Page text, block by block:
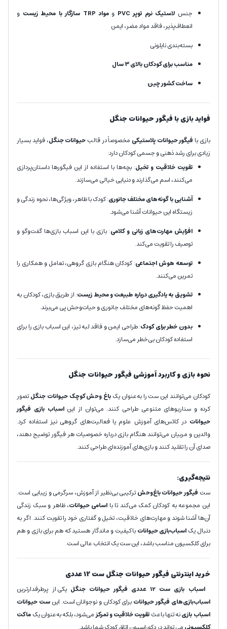
جنس لاستیک نرم توپر PVC و مواد TRP سازگار با محیط زیست
و
انعطاف‌پذیر، فاقد مواد مضر، ایمن
بسته‌بندی نایلونی
مناسب برای کودکان بالای 3 سال
ساخت کشور چین
فواید بازی با فیگور حیوانات جنگل
بازی بافیگور حیوانات پلاستیکی مخصوصاً در قالبحیوانات جنگل، فواید بسیار
زیادی برای رشد ذهنی و جسمی کودکان دارد:
تقویت خلاقیت و تخیل: بچه‌ها با استفاده از این فیگورها داستان‌پردازی
می‌کنند، اسم می‌گذارند و دنیایی خیالی می‌سازند.
آشنایی با گونه‌های مختلف جانوری: کودک با ظاهر، ویژگی‌ها، نحوه زندگی و
زیستگاه این حیوانات آشنا می‌شود.
افزایش مهارت‌های زبانی و کلامی: بازی با این اسباب بازی‌ها گفت‌وگو و
توصیف را تقویت می‌کند.
توسعه هوش اجتماعی: کودکان هنگام بازی گروهی، تعامل و همکاری را
تمرین می‌کنند.
تشویق به یادگیری درباره طبیعت و محیط زیست: از طریق بازی، کودکان به
اهمیت حفظ گونه‌های مختلف جانوری و حیات‌وحش پی می‌برند.
بدون خطر برای کودک: طراحی ایمن و فاقد لبه تیز، این اسباب بازی را برای
استفاده کودکان بی‌خطر می‌سازد.
نحوه بازی و کاربرد آموزشی فیگور حیوانات جنگل
کودکان می‌توانند این ست را به‌عنوان یکباغ وحش کوچک حیوانات جنگلتصور
کرده و سناریوهای متنوعی طراحی کنند. می‌توان از ایناسباب بازی فیگور
حیوانات در کلاس‌های آموزش علوم یا فعالیت‌های گروهی نیز استفاده کرد.
والدین و مربیان می‌توانند هنگام بازی درباره خصوصیات هر فیگور توضیح دهند،
صدای آن را تقلید کنند و بازی‌های آموزنده‌ای طراحی کنند.
نتیجه‌گیری:
ست فیگور حیوانات باغ‌وحشترکیبی بی‌نظیر از آموزش، سرگرمی و زیبایی است.
این مجموعه به کودکان کمک می‌کند تا بااسامی حیوانات، ظاهر و سبک زندگی
آن‌ها آشنا شوند و مهارت‌های خلاقیت، تخیل و گفتاری خود را تقویت کنند. اگر به
دنبال یکاسباب‌بازی حیواناتباکیفیت و ماندگار هستید که هم برای بازی و هم
برای کلکسیون مناسب باشد، این ست یک انتخاب عالی است.
خرید اینترنتی فیگورحیوانات جنگلست 12 عددی
اسباب بازی ست 12 عددی فیگور حیوانات جنگل
یکی از پرطرفدارترین
اسباب‌بازی‌های فیگور حیواناتبرای کودکان و نوجوانان است. اینست حیوانات
اسباب بازینه تنها باعثتقویت خلاقیت و تمرکزمی‌شود، بلکه به‌عنوان یکماکت